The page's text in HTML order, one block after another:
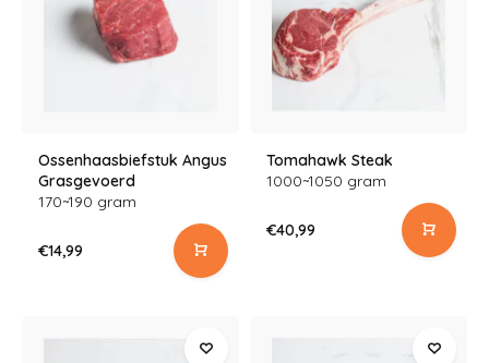
Ossenhaasbiefstuk Angus
Grasgevoerd
170~190 gram
€14,99
Tomahawk Steak
1000~1050 gram
€40,99